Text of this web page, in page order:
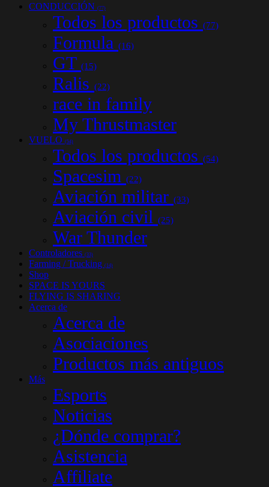
CONDUCCIÓN (77)
Todos los productos (77)
Formula (16)
GT (15)
Ralis (22)
race in family
My Thrustmaster
VUELO (54)
Todos los productos (54)
Spacesim (22)
Aviación militar (33)
Aviación civil (25)
War Thunder
Controladores (33)
Farming / Trucking (14)
Shop
SPACE IS YOURS
FLYING IS SHARING
Acerca de
Acerca de
Asociaciones
Productos más antiguos
Más
Esports
Noticias
¿Dónde comprar?
Asistencia
Affiliate